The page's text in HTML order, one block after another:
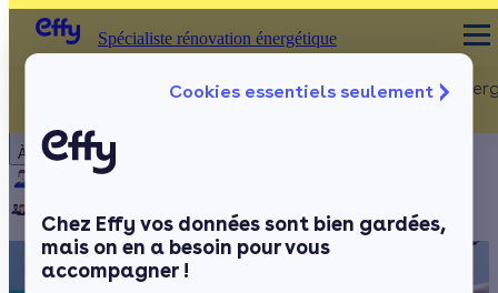
Cookies essentiels seulement
Chez Effy vos données sont bien gardées,
mais on en a besoin pour vous
accompagner !
À propos
Notre équipe
Rejoignez-nous Presse
Spécialiste rénovation énergétique Rénovation
Murs
Spécialiste rénovation énergétique